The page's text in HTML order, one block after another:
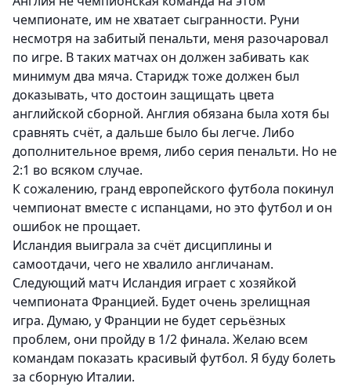
чемпионате, им не хватает сыгранности. Руни
несмотря на забитый пенальти, меня разочаровал
по игре. В таких матчах он должен забивать как
минимум два мяча. Старидж тоже должен был
доказывать, что достоин защищать цвета
английской сборной. Англия обязана была хотя бы
сравнять счёт, а дальше было бы легче. Либо
дополнительное время, либо серия пенальти. Но не
2:1 во всяком случае.
К сожалению, гранд европейского футбола покинул
чемпионат вместе с испанцами, но это футбол и он
ошибок не прощает.
Исландия выиграла за счёт дисциплины и
самоотдачи, чего не хвалило англичанам.
Следующий матч Исландия играет с хозяйкой
чемпионата Францией. Будет очень зрелищная
игра. Думаю, у Франции не будет серьёзных
проблем, они пройду в 1/2 финала. Желаю всем
командам показать красивый футбол. Я буду болеть
за сборную Италии.